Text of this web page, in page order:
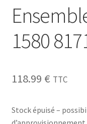
1580
118.99 € TTC
Stock épuisé –